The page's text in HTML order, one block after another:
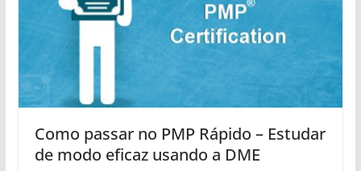
Como passar no PMP Rápido – Estudar
de modo eficaz usando a DME